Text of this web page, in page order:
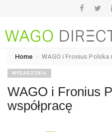
Home WAGO i Fronius
WYDARZENIA
WAGO i Fronius
współpracę